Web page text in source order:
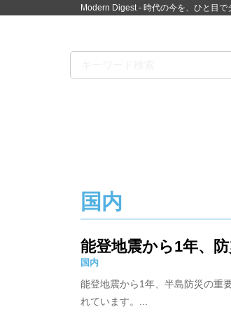
Modern Digest - 時代の今を、ひと目で
国内
能登地震から1年、
国内
能登地震から1年、半島防災の重
れています。...